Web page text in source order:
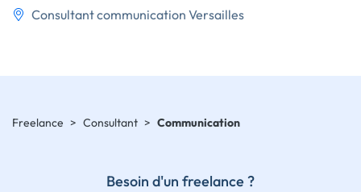
Consultant communication Versailles
Freelance > Consultant > Communication
Besoin d'un freelance ?